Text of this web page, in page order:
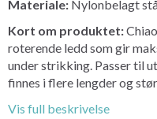
Materiale: Nylonbelagt
Kort om produktet:
roterende ledd som gir
under strikking. Passer til
finnes i flere lengder og
Vis full beskrivelse